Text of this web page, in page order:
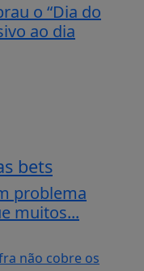
o “Dia do
ao dia
bets
problema
muitos...